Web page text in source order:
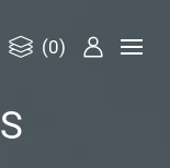
(0)
S